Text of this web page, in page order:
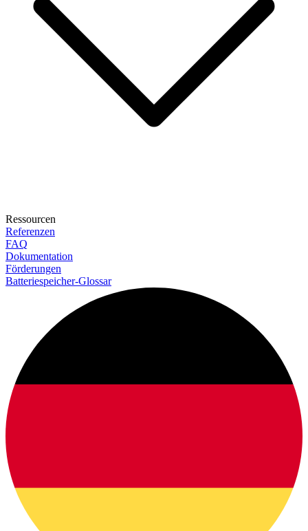
Ressourcen
Referenzen
FAQ
Dokumentation
Förderungen
Batteriespeicher-Glossar